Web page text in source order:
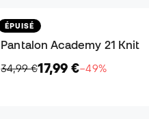
ÉPUISÉ
Pantalon Academy 21 Knit
34,99 €17,99 €−49%